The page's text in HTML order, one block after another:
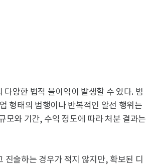
양한 법적 불이익이 발생할 수 있다. 범
형태의 범행이나 반복적인 알선 행위는
모와 기간, 수익 정도에 따라 처분 결과는
술하는 경우가 적지 않지만, 확보된 디